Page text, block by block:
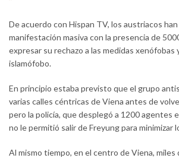
De acuerdo con Hispan TV, los austriacos han
manifestación masiva con la presencia de
expresar su rechazo a las medidas xenófobas
islamófobo.
En principio estaba previsto que el grupo
varias calles céntricas de Viena antes de
pero la policía, que desplegó a 1200 agentes
no le permitió salir de Freyung para minimizar
Al mismo tiempo, en el centro de Viena, miles